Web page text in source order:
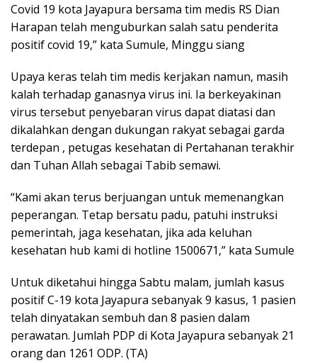
Covid 19 kota Jayapura bersama tim medis RS Dian
Harapan telah menguburkan salah satu penderita
positif covid 19,” kata Sumule, Minggu siang
Upaya keras telah tim medis kerjakan namun, masih
kalah terhadap ganasnya virus ini. Ia berkeyakinan
virus tersebut penyebaran virus dapat diatasi dan
dikalahkan dengan dukungan rakyat sebagai garda
terdepan , petugas kesehatan di Pertahanan terakhir
dan Tuhan Allah sebagai Tabib semawi.
“Kami akan terus berjuangan untuk memenangkan
peperangan. Tetap bersatu padu, patuhi instruksi
pemerintah, jaga kesehatan, jika ada keluhan
kesehatan hub kami di hotline 1500671,” kata Sumule
Untuk diketahui hingga Sabtu malam, jumlah kasus
positif C-19 kota Jayapura sebanyak 9 kasus, 1 pasien
telah dinyatakan sembuh dan 8 pasien dalam
perawatan. Jumlah PDP di Kota Jayapura sebanyak 21
orang dan 1261 ODP. (TA)